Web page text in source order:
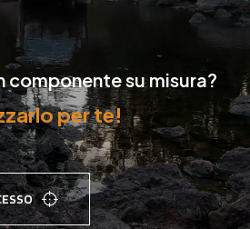
componente su misura?
per te!